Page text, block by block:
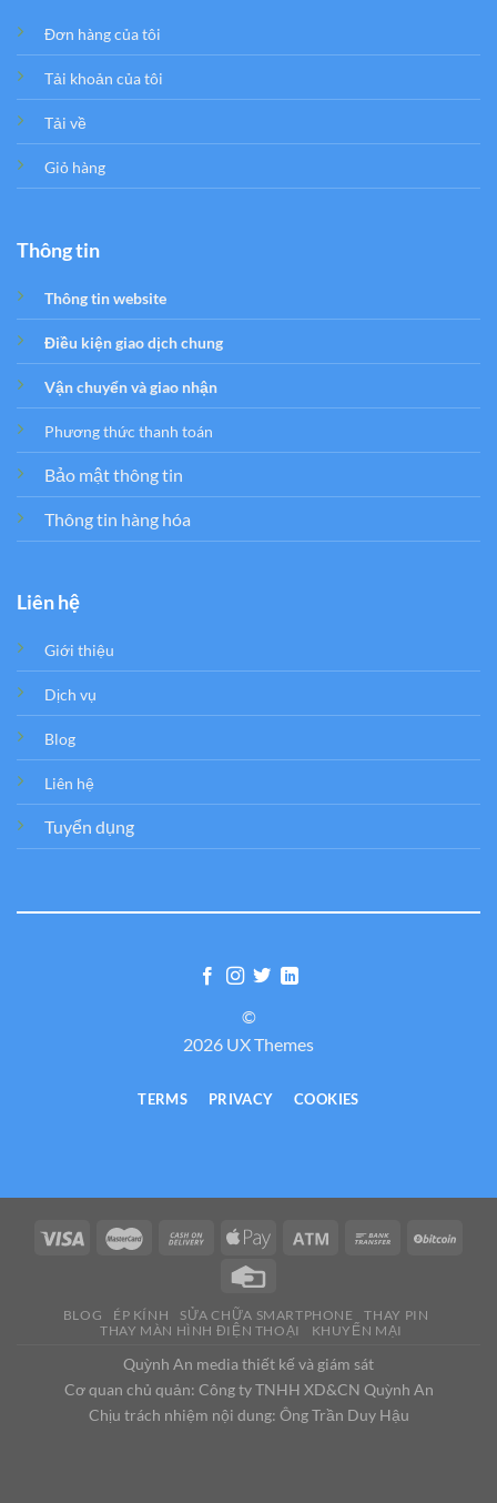
Đơn hàng của tôi
Tải khoản của tôi
Tải về
Giỏ hàng
Thông tin
Thông tin website
Điều kiện giao dịch chung
Vận chuyển và giao nhận
Phương thức thanh toán
Bảo mật thông tin
Thông tin hàng hóa
Liên hệ
Giới thiệu
Dịch vụ
Blog
Liên hệ
Tuyển dụng
©
2026 UX Themes
TERMS PRIVACY COOKIES
BLOG ÉP KÍNH SỬA CHỮA SMARTPHONE
THAY PIN
THAY MÀN HÌNH ĐIỆN THOẠI
KHUYẾN MẠI
Quỳnh An media thiết kế và giám sát
Cơ quan chủ quản: Công ty TNHH XD&CN Quỳnh An
Chịu trách nhiệm nội dung: Ông Trần Duy Hậu